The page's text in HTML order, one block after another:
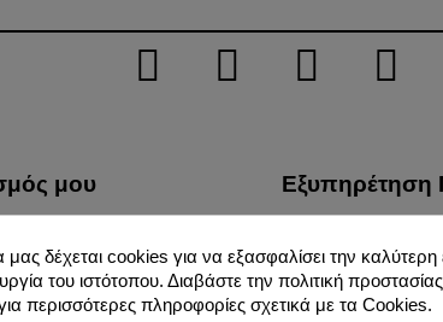
μου
προϊόντων μου
μου
Εξυπηρέτηση
Προστασία
Όροι Χρήσης
μας δέχεται cookies για να εξασφαλίσει την καλύτερη
του ιστότοπου. Διαβάστε την πολιτική
περισσότερες πληροφορίες σχετικά με τα Cookies.